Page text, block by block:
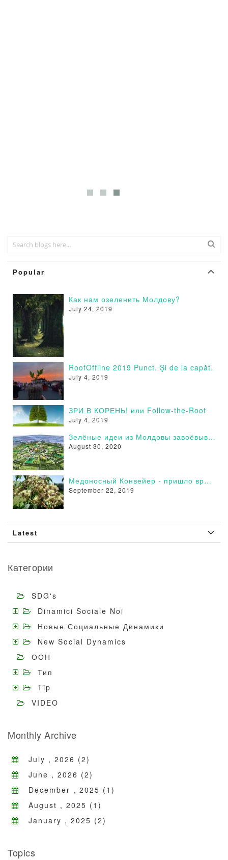
Popular
Как нам озеленить Молдову?
July 24, 2019
RoofOffline 2019 Punct. Şi de la capăt.
July 4, 2019
ЗРИ В КОРЕНЬ! или Follow-the-Root
July 4, 2019
Зелёные идеи из Молдовы завоёвывают сторонников в России - Поддержи и Ты!
August 30, 2020
Медоносный Конвейер - пришло время действовать
September 22, 2019
Latest
Категории
SDG's
Dinamici Sociale Noi
Новые Социальные Динамики
New Social Dynamics
ООН
Тип
Tip
VIDEO
Monthly Archive
July , 2026 (2)
June , 2026 (2)
December , 2025 (1)
August , 2025 (1)
January , 2025 (2)
Topics